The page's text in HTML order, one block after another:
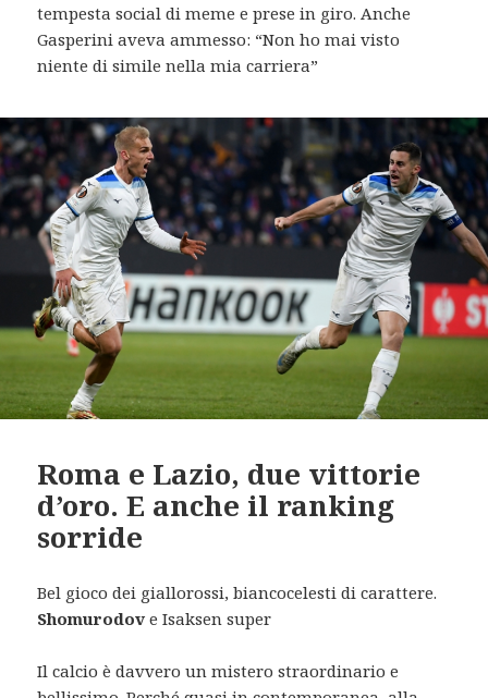
tempesta social di meme e prese in giro. Anche
Gasperini aveva ammesso: “Non ho mai visto
niente di simile nella mia carriera”
Roma e Lazio, due vittorie
d’oro. E anche il ranking
sorride
Bel gioco dei giallorossi, biancocelesti di carattere.
Shomurodov e Isaksen super
Il calcio è davvero un mistero straordinario e